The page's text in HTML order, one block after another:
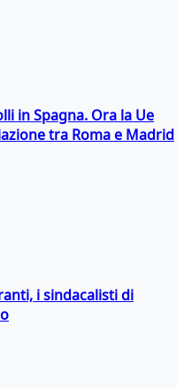
in Spagna. Ora la Ue
tra Roma e Madrid
i sindacalisti di